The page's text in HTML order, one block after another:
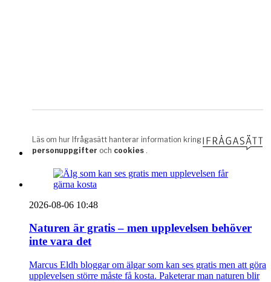
2026-08-06 10:48
Naturen är gratis – men upplevelsen behöver
inte vara det
Marcus Eldh bloggar om älgar som kan ses gratis men att göra
upplevelsen större måste få kosta. Paketerar man naturen blir